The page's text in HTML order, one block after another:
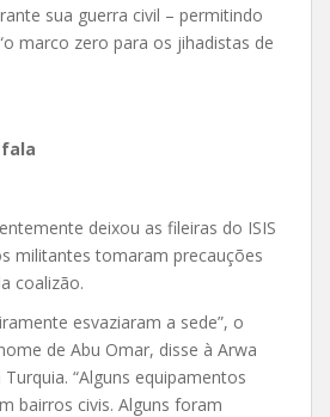
sua guerra civil – permitindo
marco zero para os jihadistas de
fala
deixou as fileiras do ISIS
militantes tomaram precauções
coalizão.
esvaziaram a sede”, o
de Abu Omar, disse à Arwa
“Alguns equipamentos
bairros civis. Alguns foram